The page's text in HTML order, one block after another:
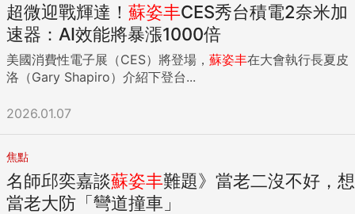
超微迎戰輝達！ 蘇姿丰CES秀台積電2奈米加
速器：AI效能將暴漲1000倍
美國消費性電子展（CES）將登場， 蘇姿丰在大會執行長夏皮
洛（Gary Shapiro）介紹下登台...
2026.01.07
焦點
名師邱奕嘉談蘇姿丰難題》當老二沒不好，想
當老大防「彎道撞車」